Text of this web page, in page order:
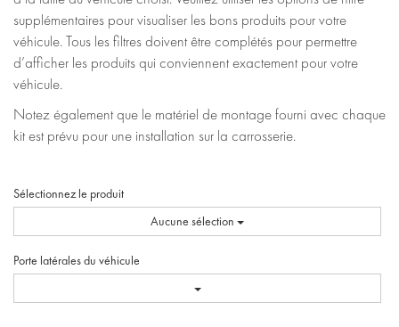
supplémentaires pour visualiser les bons produits pour votre
véhicule. Tous les filtres doivent être complétés pour permettre
d’afficher les produits qui conviennent exactement pour votre
véhicule.
Notez également que le matériel de montage fourni avec chaque
kit est prévu pour une installation sur la carrosserie.
Sélectionnez le produit
Aucune sélection
Porte latérales du véhicule